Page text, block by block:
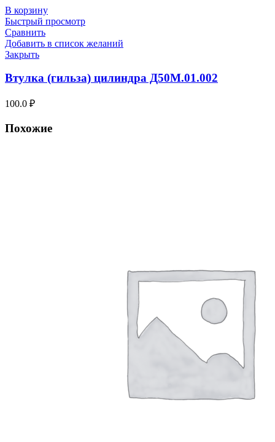
В корзину
Быстрый просмотр
Сравнить
Добавить в список желаний
Закрыть
Втулка (гильза) цилиндра Д50М.01.002
100.0 ₽
Похожие